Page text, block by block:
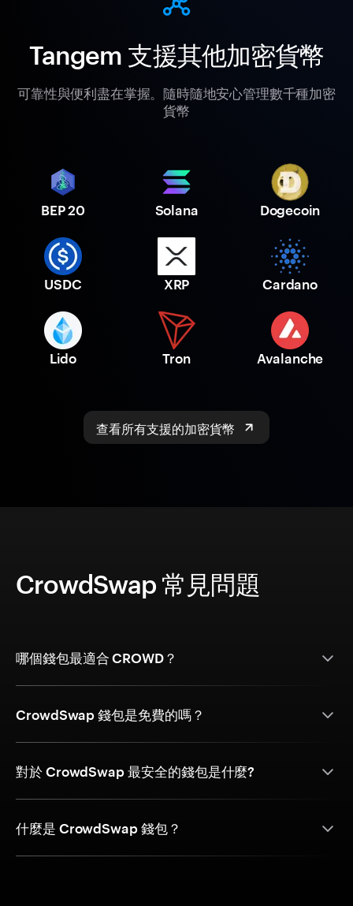
Tangem 支援其他加密貨幣
可靠性與便利盡在掌握。隨時隨地安心管理數千種加密
貨幣
BEP 20 Solana Dogecoin
USDC XRP Cardano
Lido Tron Avalanche
查看所有支援的加密貨幣
CrowdSwap 常見問題
哪個錢包最適合 CROWD？
CrowdSwap 錢包是免費的嗎？
對於 CrowdSwap 最安全的錢包是什麼?
什麼是 CrowdSwap 錢包？